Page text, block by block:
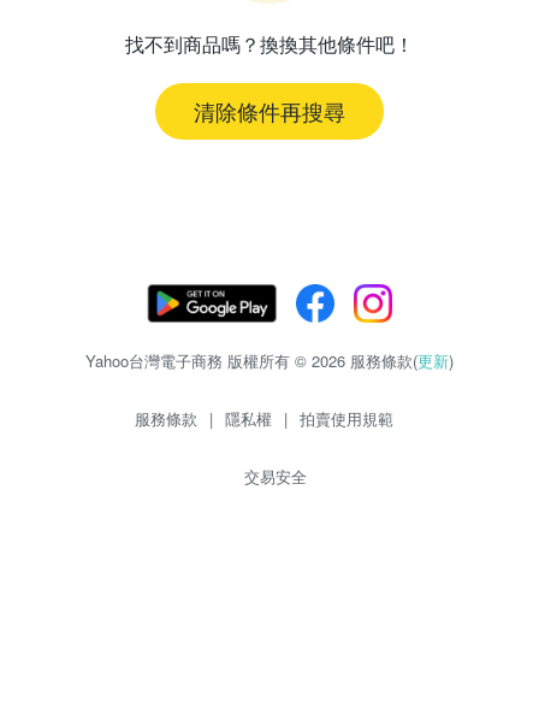
找不到商品嗎？換換其他條件吧！
清除條件再搜尋
Yahoo台灣電子商務 版權所有 © 2026 服務條款(更新)
服務條款 | 隱私權 | 拍賣使用規範
交易安全